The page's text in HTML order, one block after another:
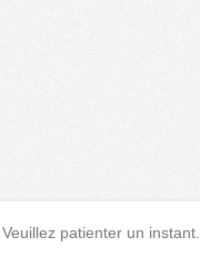
Veuillez patienter un